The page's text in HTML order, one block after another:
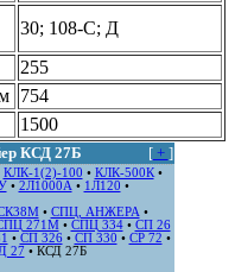
30; 108-С; Д
255
754
1500
[+ ]
КСД 27Б
КЛК-1(2)-100 • КЛК-500К•
• 2Л1000А • 1Л120 •
• СПЦ, АНЖЕРА •
271M• СПЦ 334• СП 26
• СП 326• СП 330 • СР 72 •
27 • КСД 27Б